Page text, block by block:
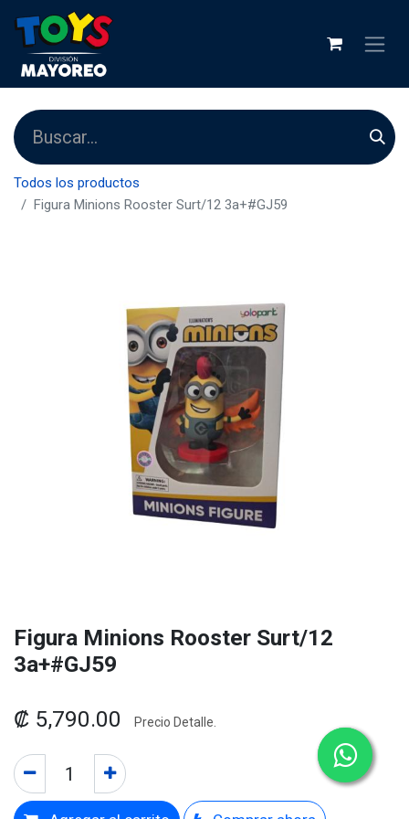
Todos los productos
Figura Minions Rooster Surt/12 3a+#GJ59
Figura Minions Rooster Surt/12
3a+#GJ59
₡ 5,790.00 Precio Detalle.